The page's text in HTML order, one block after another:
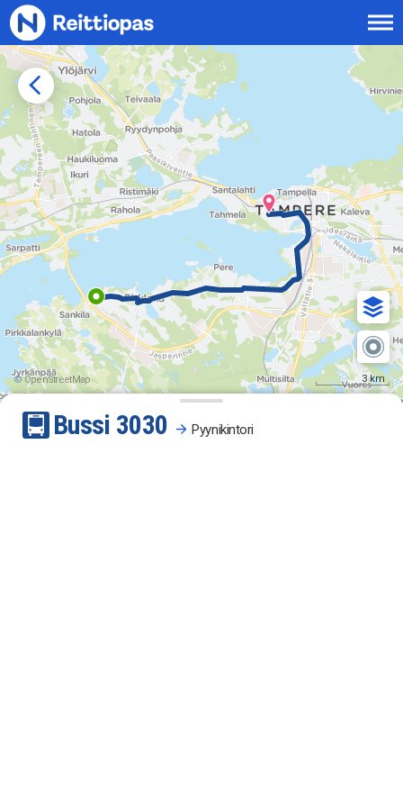
Siirry sisältöön
© OpenStreetMap 3 km
Bussi 3030 Pyynikintori